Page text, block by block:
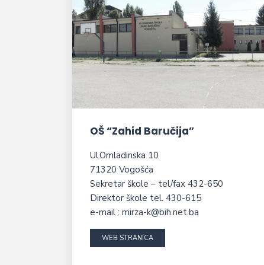
OŠ “Zahid Baručija”
Ul.Omladinska 10
71320 Vogošća
Sekretar škole – tel/fax 432-650
Direktor škole tel. 430-615
e-mail : mirza-k@bih.net.ba
WEB STRANICA